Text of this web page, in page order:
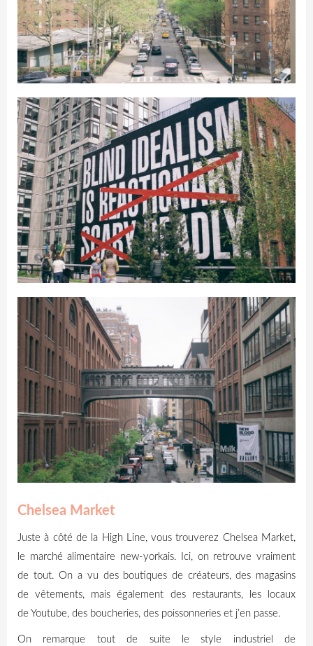
Chelsea Market
Juste à côté de la HighLine, vous trouverez Chelsea Market,
le marché alimentaire new-yorkais. Ici, on retrouve vraiment
de tout. On a vu des boutiques de créateurs, des magasins
de vêtements, mais également des restaurants, les locaux
de Youtube, des boucheries, des poissonneries et j’en passe.
On remarque tout de suite le style industriel de